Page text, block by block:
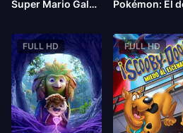
Super Mario Galaxy la película
FULL HD FULL HD